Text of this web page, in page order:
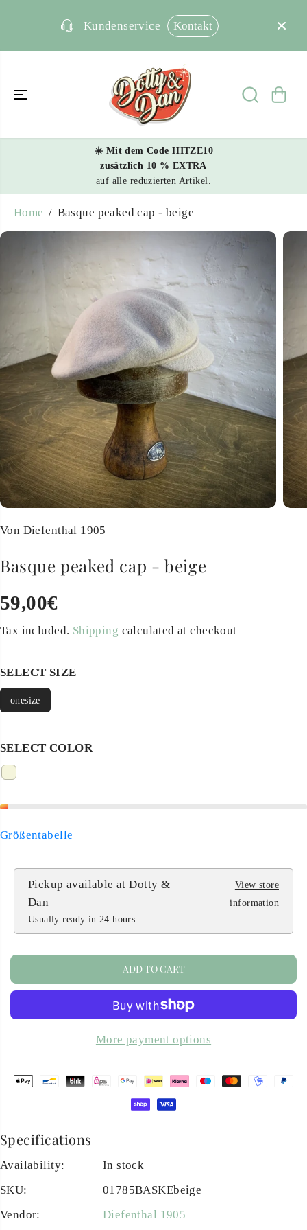
CONTENT
Kundenservice Kontakt
☀️ Mit dem Code HITZE10
zusätzlich 10 % EXTRA
auf alle reduzierten Artikel.
Home
Basque peaked cap - beige
SKIP TO
Von Diefenthal 1905
Basque peaked cap - beige
R
E
R
I
E
59,00€
Tax included. Shipping calculated at checkout
SELECT SIZE
onesize
SELECT COLOR
Größentabelle
Pickup available atDotty &
Dan
Usually ready in 24 hours
View store
information
ADD TO CART
More payment options
Specifications
Availability:
In stock
SKU:
01785BASKEbeige
Vendor:
Diefenthal 1905
Basque peaked cap - beige